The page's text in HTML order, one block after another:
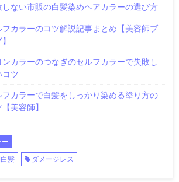
しない市販の白髪染めヘアカラーの選び方
フカラーのコツ解説記事まとめ【美容師ブ
ンカラーのつなぎのセルフカラーで失敗し
コツ
フカラーで白髪をしっかり染める塗り方の
美容師】
髪 ダメージレス